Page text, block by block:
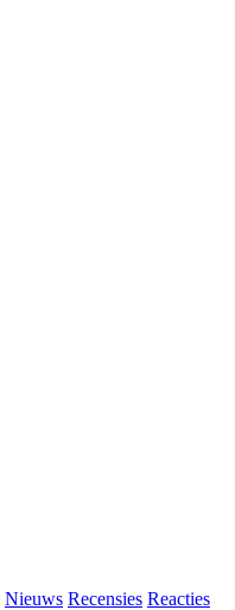
Nieuws Recensies Reacties